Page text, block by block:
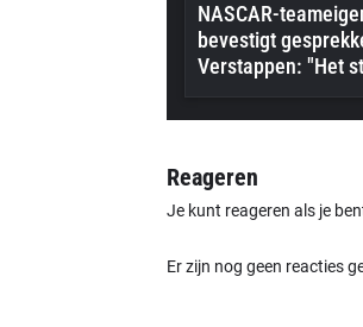
NASCAR-
bevestigt
Verstappen: "Het
op zijn radar"
Reageren
Je kunt reageren als je
Er zijn nog geen reacties